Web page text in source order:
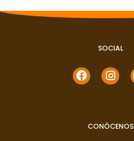
SOCIAL
F
a
I
n
g
CONÓCENOS